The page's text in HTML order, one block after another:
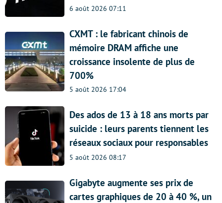
6 août 2026 07:11
CXMT : le fabricant chinois de
mémoire DRAM affiche une
croissance insolente de plus de
700%
5 août 2026 17:04
Des ados de 13 à 18 ans morts par
suicide : leurs parents tiennent les
réseaux sociaux pour responsables
5 août 2026 08:17
Gigabyte augmente ses prix de
cartes graphiques de 20 à 40 %, un